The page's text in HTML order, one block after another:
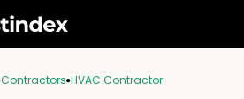
Contractors HVAC Contractor